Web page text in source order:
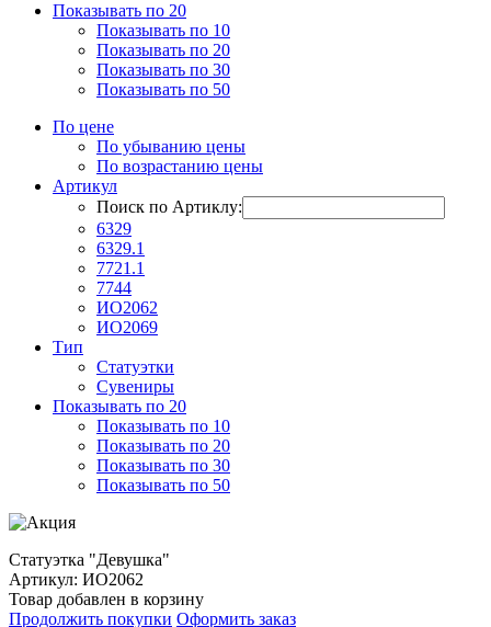
Показывать по 20
Показывать по 10
Показывать по 20
Показывать по 30
Показывать по 50
По цене
По убыванию цены
По возрастанию цены
Артикул
Поиск по Артиклу:
6329
6329.1
7721.1
7744
ИО2062
ИО2069
Тип
Статуэтки
Сувениры
Показывать по 20
Показывать по 10
Показывать по 20
Показывать по 30
Показывать по 50
Статуэтка "Девушка"
Артикул: ИО2062
Товар добавлен в корзину
Продолжить покупки Оформить заказ